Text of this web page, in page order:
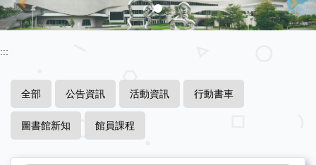
:::
全部 公告資訊 活動資訊 行動書車
圖書館新知 館員課程